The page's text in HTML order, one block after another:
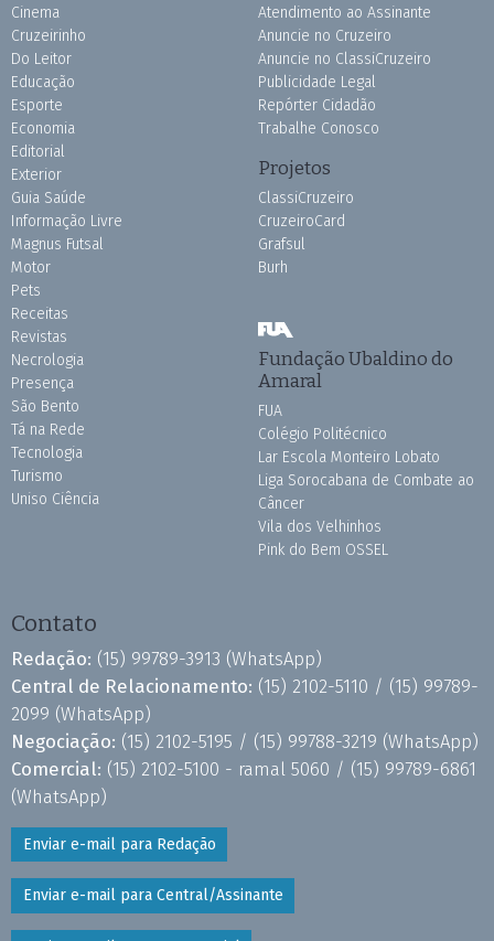
Cinema
Cruzeirinho
Do Leitor
Educação
Esporte
Economia
Editorial
Exterior
Guia Saúde
Informação Livre
Magnus Futsal
Motor
Pets
Receitas
Revistas
Necrologia
Presença
São Bento
Tá na Rede
Tecnologia
Turismo
Uniso Ciência
Atendimento ao Assinante
Anuncie no Cruzeiro
Anuncie no ClassiCruzeiro
Publicidade Legal
Repórter Cidadão
Trabalhe Conosco
Projetos
ClassiCruzeiro
CruzeiroCard
Grafsul
Burh
Fundação Ubaldino do
Amaral
FUA
Colégio Politécnico
Lar Escola Monteiro Lobato
Liga Sorocabana de Combate ao
Câncer
Vila dos Velhinhos
Pink do Bem OSSEL
Contato
Redação: (15) 99789-3913 (WhatsApp)
Central de Relacionamento: (15) 2102-5110 / (15) 99789-
2099 (WhatsApp)
Negociação: (15) 2102-5195 / (15) 99788-3219 (WhatsApp)
Comercial: (15) 2102-5100 - ramal 5060 / (15) 99789-6861
(WhatsApp)
Enviar e-mail para Redação
Enviar e-mail para Central/Assinante